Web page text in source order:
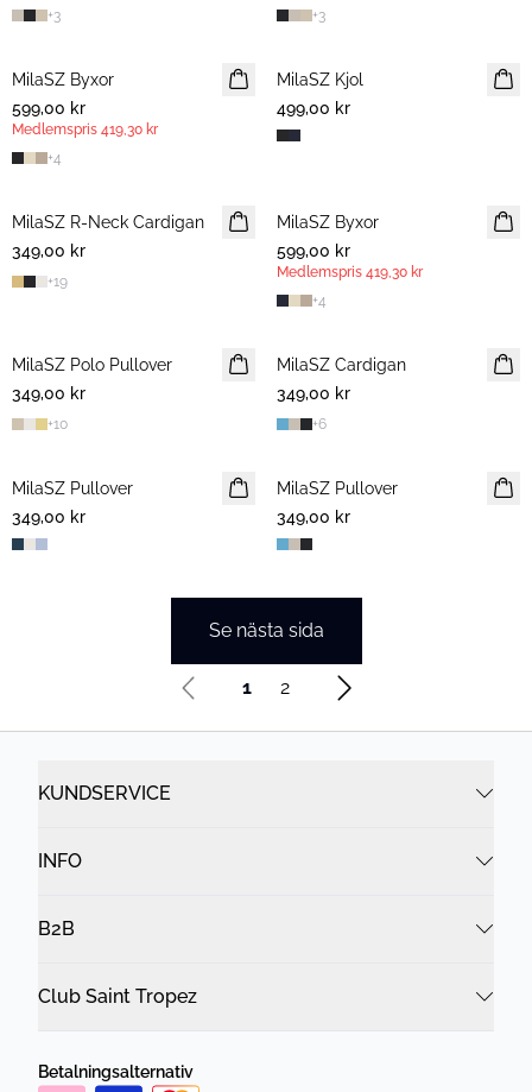
+3 +3
MEDLEMSERBJUDANDE
MilaSZ Byxor
599,00 kr
Medlemspris 419,30 kr
+4
MilaSZ Kjol
499,00 kr
MilaSZ R-Neck Cardigan
349,00 kr
+19
NYHET
MEDLEMSERBJUDANDE
MilaSZ Byxor
599,00 kr
Medlemspris 419,30 kr
+4
NYHET
MilaSZ Polo Pullover
349,00 kr
+10
MilaSZ Cardigan
349,00 kr
+6
MilaSZ Pullover
349,00 kr
MilaSZ Pullover
349,00 kr
Se nästa sida
1 2
KUNDSERVICE
INFO
B2B
Club Saint Tropez
Betalningsalternativ